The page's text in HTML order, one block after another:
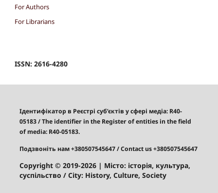
For Authors
For Librarians
ISSN: 2616-4280
Ідентифікатор в Реєстрі суб’єктів у сфері медіа: R40-
05183/The identifier in the Register of entities in the field
of media: R40-05183.
Подзвоніть нам +380507545647/ Contact us +380507545647
Copyright © 2019-2026| Місто: історія, культура,
суспільство / City: History, Culture, Society